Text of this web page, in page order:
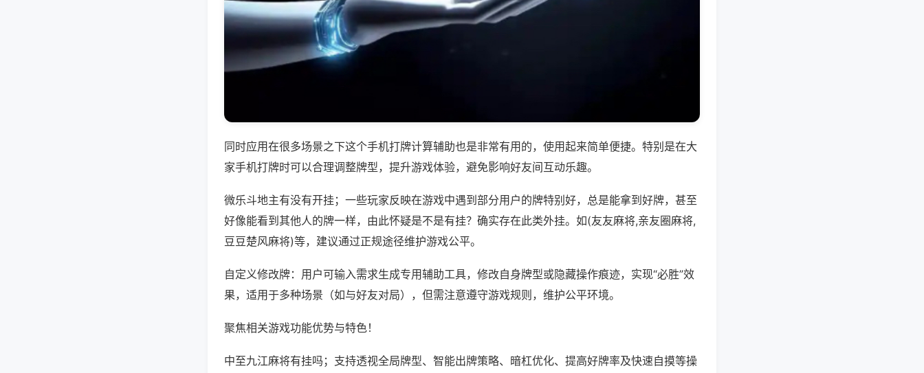
同时应用在很多场景之下这个手机打牌计算辅助也是非常有用的，使用起来简单便捷。特别是在大
家手机打牌时可以合理调整牌型，提升游戏体验，避免影响好友间互动乐趣。
微乐斗地主有没有开挂；一些玩家反映在游戏中遇到部分用户的牌特别好，总是能拿到好牌，甚至
好像能看到其他人的牌一样，由此怀疑是不是有挂？确实存在此类外挂。如(友友麻将,亲友圈麻将,
豆豆楚风麻将)等，建议通过正规途径维护游戏公平。
自定义修改牌：用户可输入需求生成专用辅助工具，修改自身牌型或隐藏操作痕迹，实现“必胜”效
果，适用于多种场景（如与好友对局），但需注意遵守游戏规则，维护公平环境。
聚焦相关游戏功能优势与特色！
中至九江麻将有挂吗；支持透视全局牌型、智能出牌策略、暗杠优化、提高好牌率及快速自摸等操